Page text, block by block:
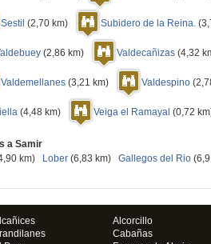
Sestil (2,70 km) Subidero de la Reina.
(2,86 km) Valdecañizas (4,32
Valdemellanes (3,21 km) Valdespino
(4,48 km) Veiga el Ramayal (0,72
a Samir
km) Lober (6,83 km) Gallegos del Rio
Alcorcillo
Cabañas